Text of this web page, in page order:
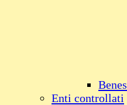
Enti controllati